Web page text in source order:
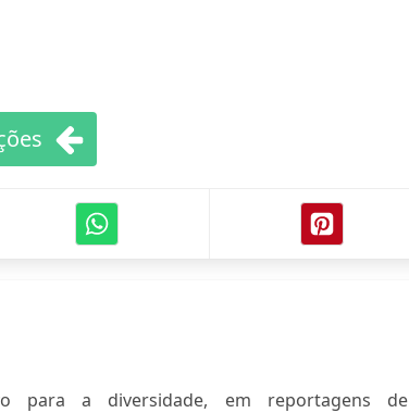
para a diversidade, em reportagens de